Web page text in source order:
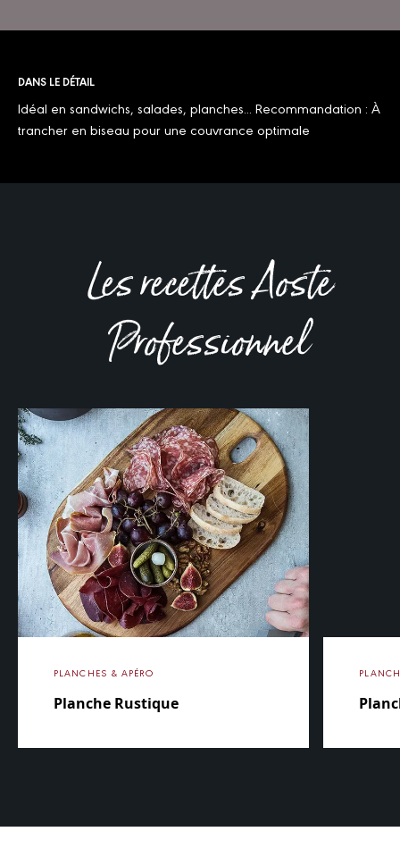
DANS LE DÉTAIL
Idéal en sandwichs, salades, planches... Recommandation : À
trancher en biseau pour une couvrance optimale
Les recettes Aoste
Professionnel
PLANCHES & APÉRO
Planche Rustique